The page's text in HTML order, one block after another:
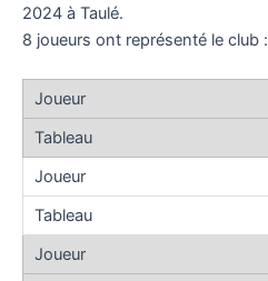
2024 à Taulé.
8 joueurs ont représenté le club :